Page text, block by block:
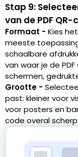
Stap 9:
van de PDF
Formaat - Kies
meeste
schaalbare
van waar je de
schermen,
Grootte -
past: kleiner voor
voor posters en
code overal